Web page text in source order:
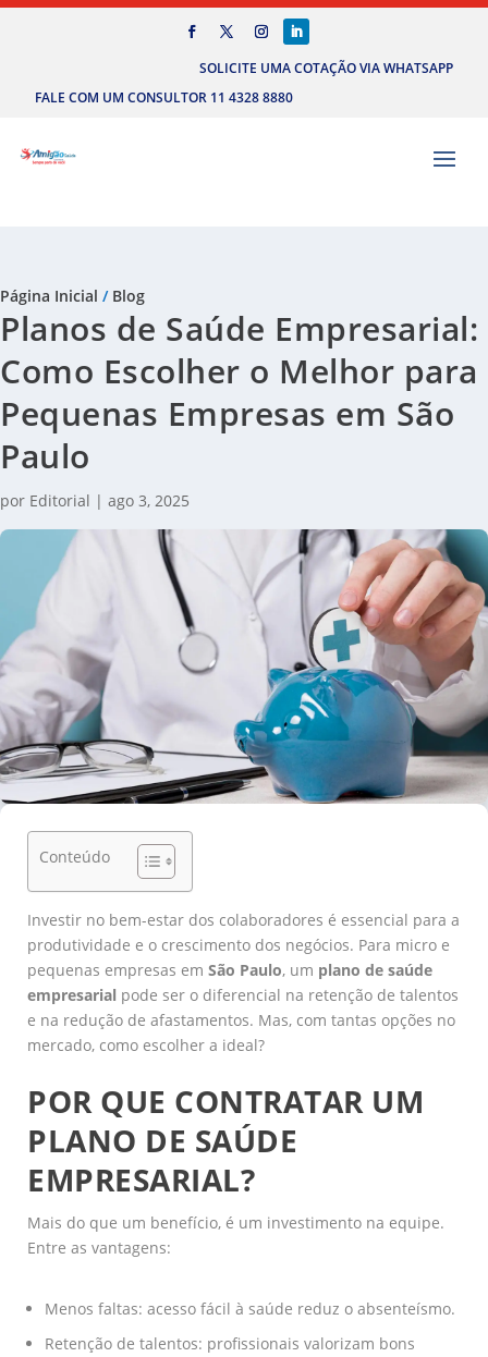
SOLICITE UMA COTAÇÃO VIA WHATSAPP
FALE COM UM CONSULTOR 11 4328 8880
Página Inicial / Blog
Planos de Saúde Empresarial:
Como Escolher o Melhor para
Pequenas Empresas em São
Paulo
por Editorial | ago 3, 2025
Conteúdo
Investir no bem-estar dos colaboradores é essencial para a
produtividade e o crescimento dos negócios. Para micro e
pequenas empresas em São Paulo, um plano de saúde
empresarial pode ser o diferencial na retenção de talentos
e na redução de afastamentos. Mas, com tantas opções no
mercado, como escolher a ideal?
POR QUE CONTRATAR UM
PLANO DE SAÚDE
EMPRESARIAL?
Mais do que um benefício, é um investimento na equipe.
Entre as vantagens:
Menos faltas: acesso fácil à saúde reduz o absenteísmo.
Retenção de talentos: profissionais valorizam bons